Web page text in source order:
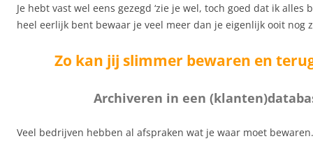
Je hebt vast wel eens gezegd ‘zie je wel, toch goed dat ik alles
heel eerlijk bent bewaar je veel meer dan je eigenlijk ooit nog
Zo kan jij slimmer bewaren en
Archiveren in een
Veel bedrijven hebben al afspraken wat je waar moet